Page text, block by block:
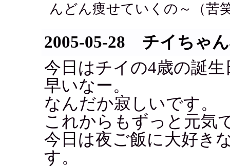
んどん痩せていくの～（苦
2005-05-28 チイちゃ
今日はチイの4歳の誕生
早いなー。
なんだか寂しいです。
これからもずっと元気
今日は夜ご飯に大好き
す。